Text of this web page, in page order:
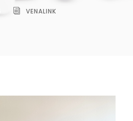
VENALINK